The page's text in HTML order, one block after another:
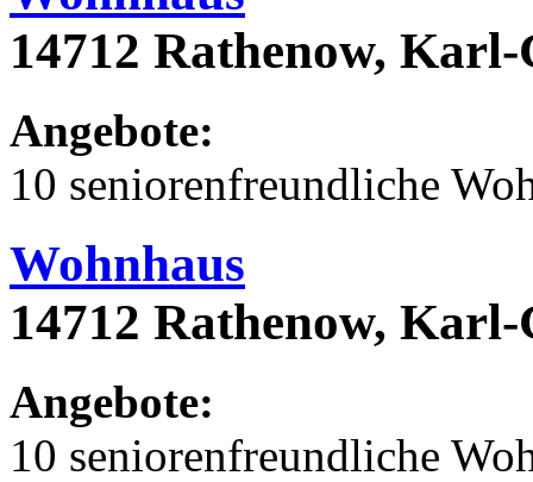
14712 Rathenow,
Angebote:
10 seniorenfreundliche
Wohnhaus
14712 Rathenow,
Angebote:
10 seniorenfreundliche